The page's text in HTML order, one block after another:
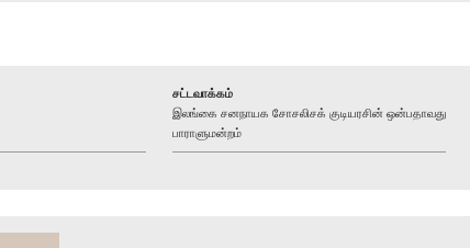
சட்டவாக்கம்
இலங்கை சனநாயக சோசலிசக் குடியரசின் ஒன்பதாவது
பாராளுமன்றம்